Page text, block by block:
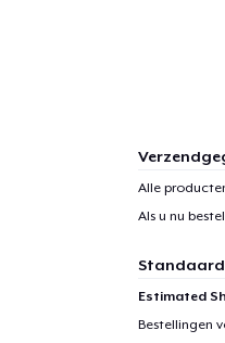
Alle
Als u nu
Estimated
Bestellingen